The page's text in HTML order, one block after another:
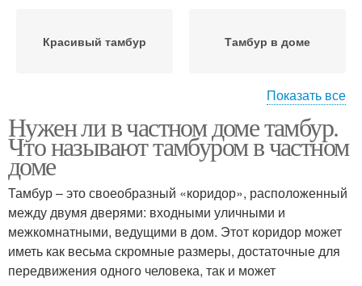
Красивый тамбур Тамбур в доме
Тамбур в квартире
Показать все
Нужен ли в частном доме тамбур.
Что называют тамбуром в частном
доме
Тамбур – это своеобразный «коридор», расположенный
между двумя дверями: входными уличными и
межкомнатными, ведущими в дом. Этот коридор может
иметь как весьма скромные размеры, достаточные для
передвижения одного человека, так и может